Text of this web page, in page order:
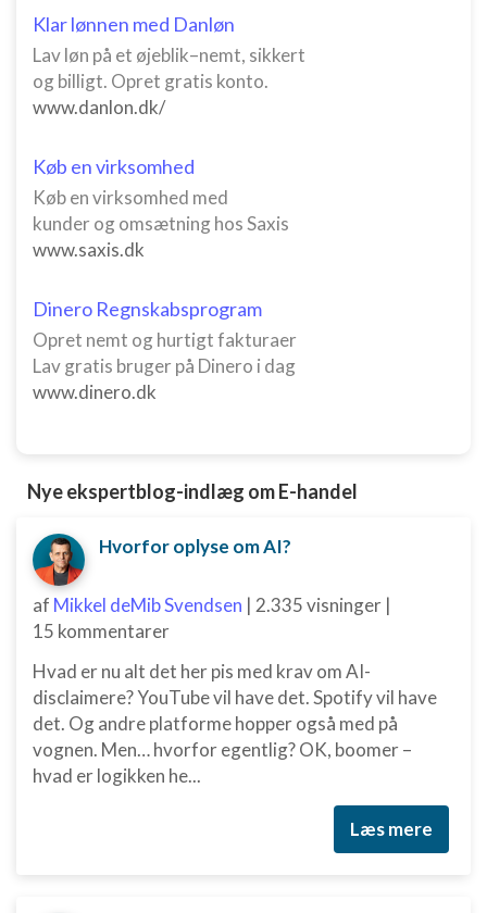
Klar lønnen med Danløn
Lav løn på et øjeblik–nemt, sikkert
og billigt. Opret gratis konto.
www.danlon.dk/
Køb en virksomhed
Køb en virksomhed med
kunder og omsætning hos Saxis
www.saxis.dk
Dinero Regnskabsprogram
Opret nemt og hurtigt fakturaer
Lav gratis bruger på Dinero i dag
www.dinero.dk
Nye ekspertblog-indlæg om E-handel
Hvorfor oplyse om AI?
af Mikkel deMib Svendsen | 2.335 visninger |
15 kommentarer
Hvad er nu alt det her pis med krav om AI-
disclaimere? YouTube vil have det. Spotify vil have
det. Og andre platforme hopper også med på
vognen. Men… hvorfor egentlig? OK, boomer –
hvad er logikken he...
Læs mere